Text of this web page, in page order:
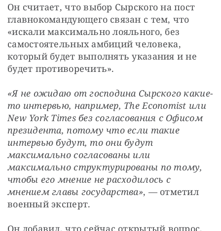
Он считает, что выбор Сырского на пост
главнокомандующего связан с тем, что
«искали максимально лояльного, без
самостоятельных амбиций человека,
который будет выполнять указания и не
будет противоречить».
«Я не ожидаю от господина Сырского какие-
то интервью, например, The Economist или
New York Times без согласования с Офисом
президента, потому что если такие
интервью будут, то они будут
максимально согласованы или
максимально структурированы по тому,
чтобы его мнение не расходилось с
мнением главы государства», — отметил
военный эксперт.
Он добавил, что сейчас открытый вопрос,